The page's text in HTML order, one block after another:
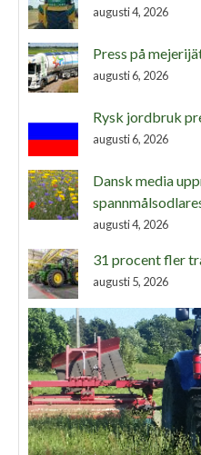
augusti 4, 2026
Press på
augusti 6, 2026
Rysk jordbruk
augusti 6, 2026
Dansk media
augusti 4, 2026
31 procent fler
augusti 5, 2026